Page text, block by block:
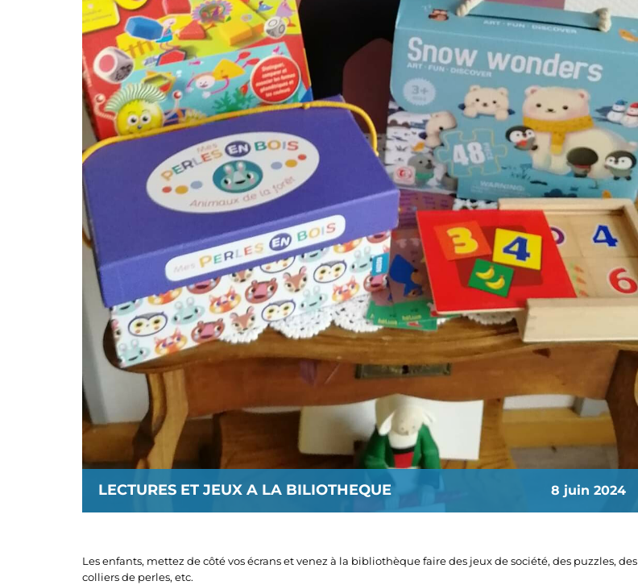
LECTURES ET JEUX A LA BILIOTHEQUE 8 juin 2024
Les enfants, mettez de côté vos écrans et venez à la bibliothèque faire des jeux de société, des puzzles, des
colliers de perles, etc.